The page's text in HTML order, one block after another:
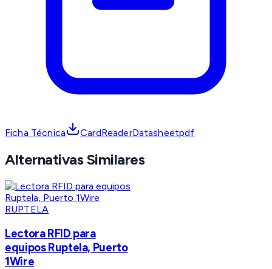
Ficha Técnica CardReaderDatasheetpdf
Alternativas Similares
RUPTELA
Lectora RFID para
equipos Ruptela, Puerto
1Wire